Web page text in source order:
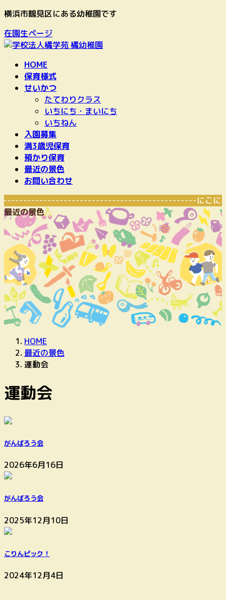
コ
テ
ン
ナ
ゲ
ー
横浜市鶴見区にある幼稚園です
在園生ページ
HOME
保育様式
せいかつ
たてわりクラス
いちにち・まいにち
いちねん
入園募集
満3歳児保育
預かり保育
最近の景色
お問い合わせ
にこにこ笑顔あ
最近の景色
HOME
最近の景色
運動会
運動会
がんばろう会
2026年6月16日
がんばろう会
2025年12月10日
こりんピック！
2024年12月4日